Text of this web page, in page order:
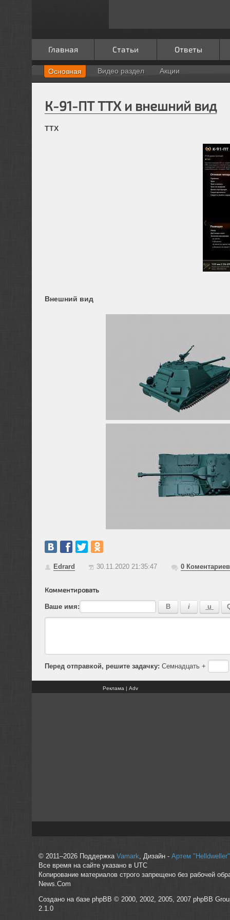
Главная Статьи Ответы
Основная Видео раздел Акции
К-91-ПТ ТТХ и внешний вид
ТТХ
Внешний вид
Edrard 30.11.2020 21:35:47 0Коментариев
Комментировать
Ваше имя:
Перед отправкой, решите задачку: Семнадцать +
Реклама | Adv
© 2011–2026 Поддержка Vamark , Дизайн - Артем
Все время на сайте указано в UTC
Копирование материалов строго запрещено без рабочей
News.Com
Создано на базе phpBB © 2000, 2002, 2005, 2007 phpBB
2.1.0